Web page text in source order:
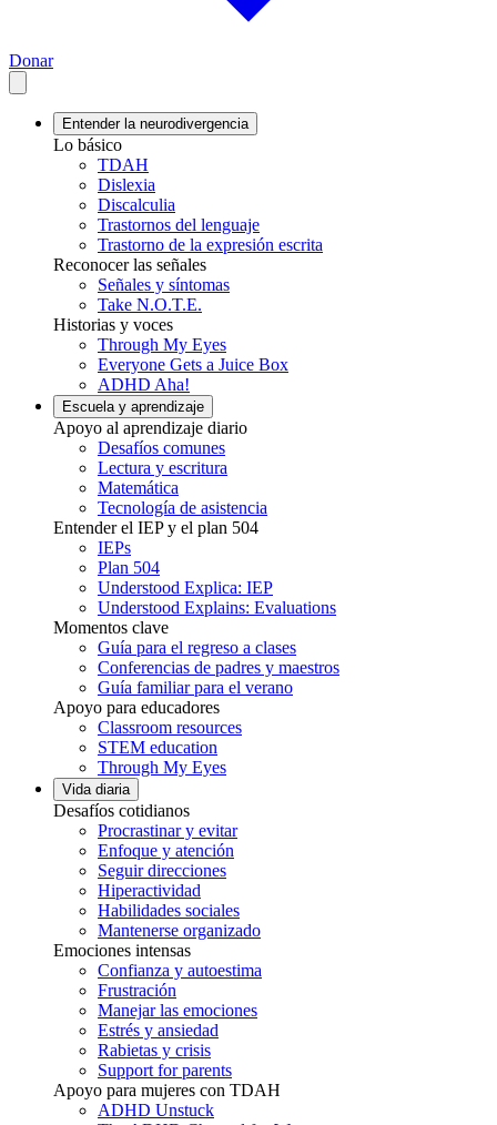
Donar
Entender la neurodivergencia
Lo básico
TDAH
Dislexia
Discalculia
Trastornos del lenguaje
Trastorno de la expresión escrita
Reconocer las señales
Señales y síntomas
Take N.O.T.E.
Historias y voces
Through My Eyes
Everyone Gets a Juice Box
ADHD Aha!
Escuela y aprendizaje
Apoyo al aprendizaje diario
Desafíos comunes
Lectura y escritura
Matemática
Tecnología de asistencia
Entender el IEP y el plan 504
IEPs
Plan 504
Understood Explica: IEP
Understood Explains: Evaluations
Momentos clave
Guía para el regreso a clases
Conferencias de padres y maestros
Guía familiar para el verano
Apoyo para educadores
Classroom resources
STEM education
Through My Eyes
Vida diaria
Desafíos cotidianos
Procrastinar y evitar
Enfoque y atención
Seguir direcciones
Hiperactividad
Habilidades sociales
Mantenerse organizado
Emociones intensas
Confianza y autoestima
Frustración
Manejar las emociones
Estrés y ansiedad
Rabietas y crisis
Support for parents
Apoyo para mujeres con TDAH
ADHD Unstuck